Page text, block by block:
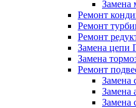
Замена
Ремонт
Ремонт
Ремонт
Замена цепи
Замена
Ремонт
Замена
Замена
Замена